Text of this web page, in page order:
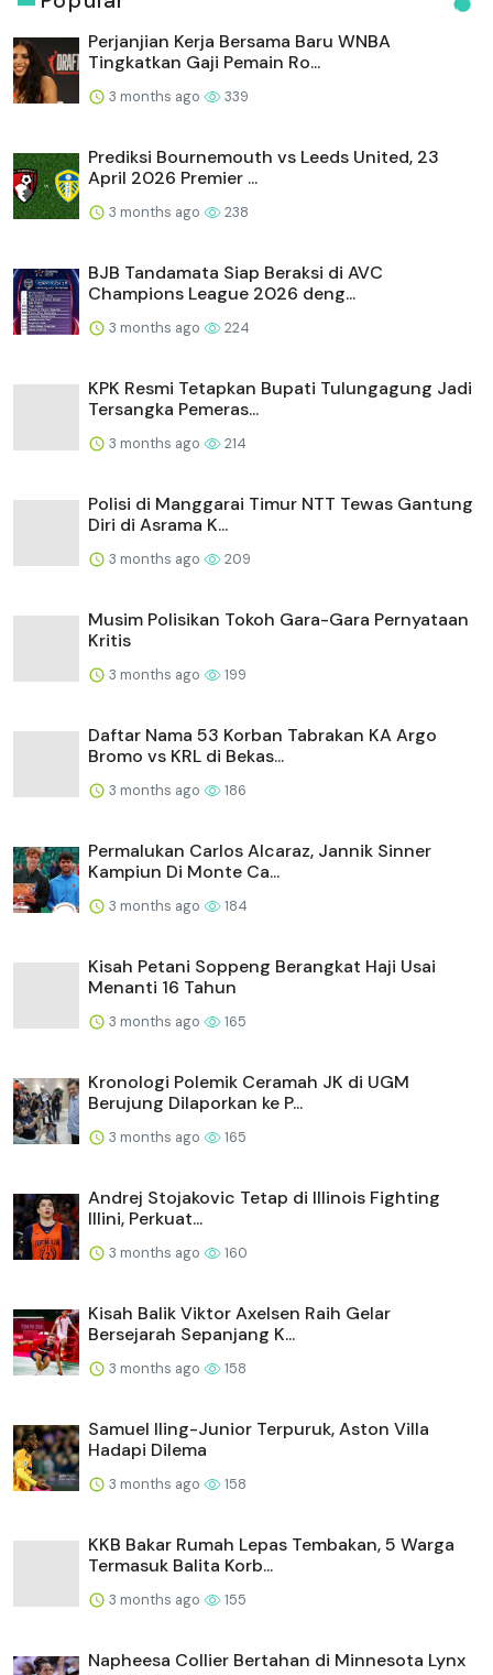
Perjanjian Kerja Bersama Baru WNBA
Tingkatkan Gaji Pemain Ro...
3 months ago 339
Prediksi Bournemouth vs Leeds United, 23
April 2026 Premier ...
3 months ago 238
BJB Tandamata Siap Beraksi di AVC
Champions League 2026 deng...
3 months ago 224
KPK Resmi Tetapkan Bupati Tulungagung Jadi
Tersangka Pemeras...
3 months ago 214
Polisi di Manggarai Timur NTT Tewas Gantung
Diri di Asrama K...
3 months ago 209
Musim Polisikan Tokoh Gara-Gara Pernyataan
Kritis
3 months ago 199
Daftar Nama 53 Korban Tabrakan KA Argo
Bromo vs KRL di Bekas...
3 months ago 186
Permalukan Carlos Alcaraz, Jannik Sinner
Kampiun Di Monte Ca...
3 months ago 184
Kisah Petani Soppeng Berangkat Haji Usai
Menanti 16 Tahun
3 months ago 165
Kronologi Polemik Ceramah JK di UGM
Berujung Dilaporkan ke P...
3 months ago 165
Andrej Stojakovic Tetap di Illinois Fighting
Illini, Perkuat...
3 months ago 160
Kisah Balik Viktor Axelsen Raih Gelar
Bersejarah Sepanjang K...
3 months ago 158
Samuel Iling-Junior Terpuruk, Aston Villa
Hadapi Dilema
3 months ago 158
KKB Bakar Rumah Lepas Tembakan, 5 Warga
Termasuk Balita Korb...
3 months ago 155
Napheesa Collier Bertahan di Minnesota Lynx